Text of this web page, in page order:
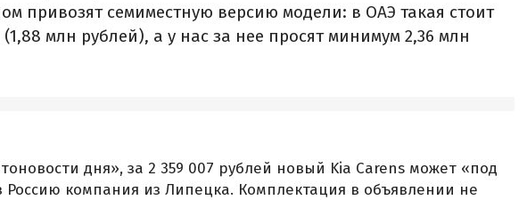
привозят семиместную версию модели: в ОАЭ такая стоит
(1,88 млн рублей), а у нас за нее просят минимум 2,36 млн
дня», за 2 359 007 рублей новый Kia Carens может «под
Россию компания из Липецка. Комплектация в объявлении не